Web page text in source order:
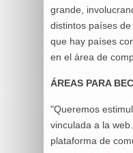
grande,
distintos países
que hay países
en el área de
ÁREAS PARA
"Queremos
vinculada a la
plataforma de